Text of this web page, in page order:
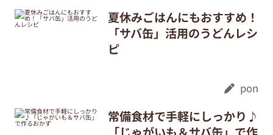
夏休みごはんにもおすすめ！
「サバ缶」活用のうどんレシ
ピ
pon
常備食材で手軽にしっかり♪